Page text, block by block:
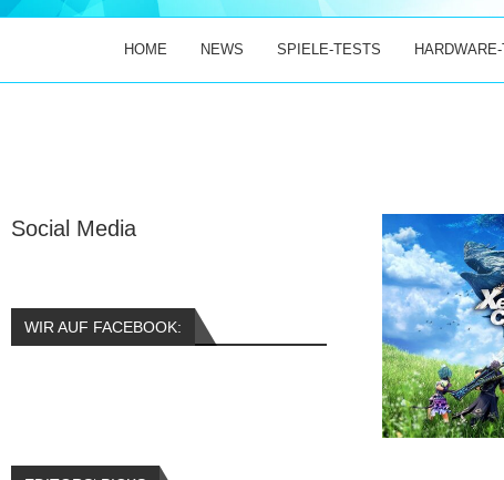
HOME NEWS SPIELE-TESTS
Social Media
WIR AUF FACEBOOK: